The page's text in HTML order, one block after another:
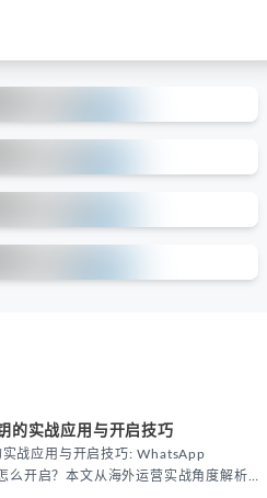
的实战应用与开启技巧
战应用与开启技巧: WhatsApp
么开启？本文从海外运营实战角度解析